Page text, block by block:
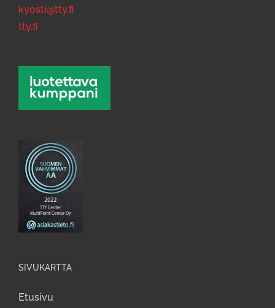
kyosti@tty.fi
tty.fi
SIVUKARTTA
Etusivu